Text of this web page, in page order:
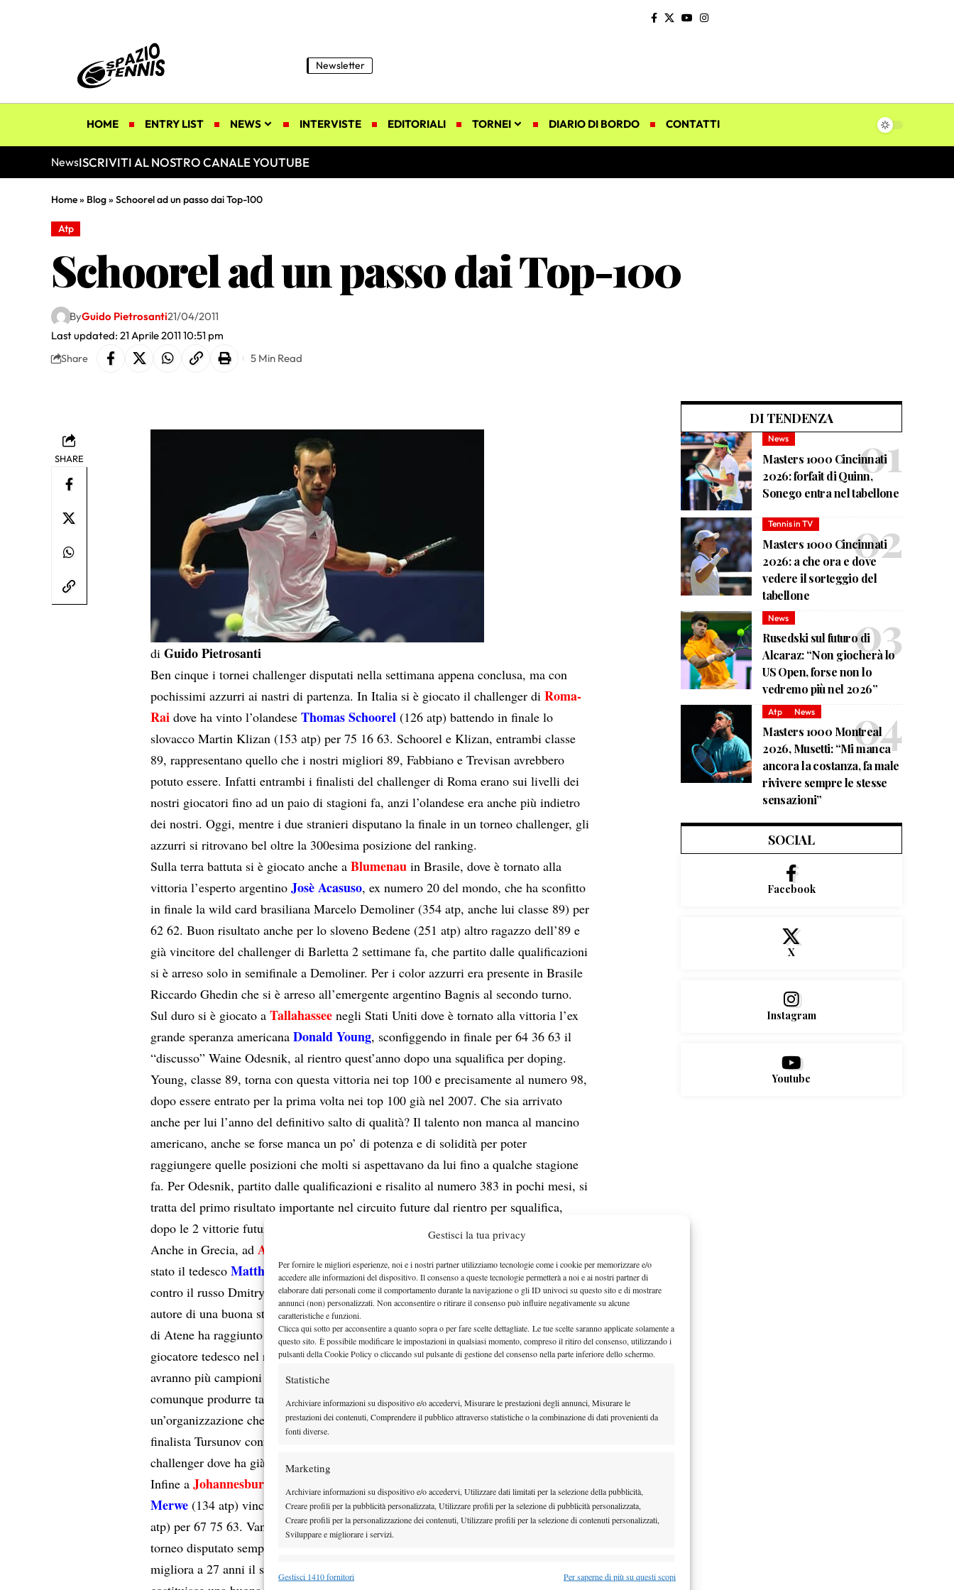
Gestisci la tua privacy
Per fornire le migliori esperienze, noi e i nostri partner utilizziamo tecnologie come i cookie per memorizzare e/o
accedere alle informazioni del dispositivo. Il consenso a queste tecnologie permetterà a noi e ai nostri partner di
elaborare dati personali come il comportamento durante la navigazione o gli ID univoci su questo sito e di mostrare
annunci (non) personalizzati. Non acconsentire o ritirare il consenso può influire negativamente su alcune
caratteristiche e funzioni.
Clicca qui sotto per acconsentire a quanto sopra o per fare scelte dettagliate. Le tue scelte saranno applicate solamente a
questo sito. È possibile modificare le impostazioni in qualsiasi momento, compreso il ritiro del consenso, utilizzando i
pulsanti della Cookie Policy o cliccando sul pulsante di gestione del consenso nella parte inferiore dello schermo.
Statistiche
Archiviare informazioni su dispositivo e/o accedervi, Misurare le prestazioni degli annunci, Misurare le
prestazioni dei contenuti, Comprendere il pubblico attraverso statistiche o la combinazione di dati provenienti da
fonti diverse.
Marketing
Archiviare informazioni su dispositivo e/o accedervi, Utilizzare dati limitati per la selezione della pubblicità,
Creare profili per la pubblicità personalizzata, Utilizzare profili per la selezione di pubblicità personalizzata,
Creare profili per la personalizzazione dei contenuti, Utilizzare profili per la selezione di contenuti personalizzati,
Sviluppare e migliorare i servizi.
Funzionalità
Gestisci 1410 fornitori Per saperne di più su questi scopi
Newsletter
HOME ENTRY LIST NEWS INTERVISTE EDITORIALI TORNEI DIARIO DI BORDO CONTATTI
NewsISCRIVITI AL NOSTRO CANALE YOUTUBE
Home» Blog» Schoorel ad un passo dai Top-100
Atp
Schoorel ad un passo dai Top-100
Last updated: 21 Aprile 2011 10:51 pm
ByGuido Pietrosanti21/04/2011
Share 5 Min Read
SHARE
diGuido Pietrosanti
Ben cinque i tornei challenger disputati nella settimana appena conclusa, ma con
pochissimi azzurri ai nastri di partenza. In Italia si è giocato il challenger diRoma-
Rai dove ha vinto l’olandeseThomas Schoorel(126 atp) battendo in finale lo
slovacco Martin Klizan (153 atp) per 75 16 63. Schoorel e Klizan, entrambi classe
89, rappresentano quello che i nostri migliori 89, Fabbiano e Trevisan avrebbero
potuto essere. Infatti entrambi i finalisti del challenger di Roma erano sui livelli dei
nostri giocatori fino ad un paio di stagioni fa, anzi l’olandese era anche più indietro
dei nostri. Oggi, mentre i due stranieri disputano la finale in un torneo challenger, gli
azzurri si ritrovano bel oltre la 300esima posizione del ranking.
Sulla terra battuta si è giocato anche aBlumenau in Brasile, dove è tornato alla
vittoria l’esperto argentinoJosè Acasuso, ex numero 20 del mondo, che ha sconfitto
in finale la wild card brasiliana Marcelo Demoliner (354 atp, anche lui classe 89) per
62 62. Buon risultato anche per lo sloveno Bedene (251 atp) altro ragazzo dell’89 e
già vincitore del challenger di Barletta 2 settimane fa, che partito dalle qualificazioni
si è arreso solo in semifinale a Demoliner. Per i color azzurri era presente in Brasile
Riccardo Ghedin che si è arreso all’emergente argentino Bagnis al secondo turno.
Sul duro si è giocato aTallahasseenegli Stati Uniti dove è tornato alla vittoria l’ex
grande speranza americanaDonald Young, sconfiggendo in finale per 64 36 63 il
“discusso” Waine Odesnik, al rientro quest’anno dopo una squalifica per doping.
Young, classe 89, torna con questa vittoria nei top 100 e precisamente al numero 98,
dopo essere entrato per la prima volta nei top 100 già nel 2007. Che sia arrivato
anche per lui l’anno del definitivo salto di qualità? Il talento non manca al mancino
americano, anche se forse manca un po’ di potenza e di solidità per poter
raggiungere quelle posizioni che molti si aspettavano da lui fino a qualche stagione
fa. Per Odesnik, partito dalle qualificazioni e risalito al numero 383 in pochi mesi, si
tratta del primo risultato importante nel circuito future dal rientro per squalifica,
dopo le 2 vittorie future ottenute a gennaio e a marzo.
Anche in Grecia, ad Atene
stato il tedescoMatthias Bachinger(99 atp) che ha vinto per abbandono la finale
contro il russo Dmitry Tursunov (75 atp). È interessante notare come Bachinger,
autore di una buona stagione nei tornei challenger da inizio anno (oltre alla vittoria
di Atene ha raggiunto anche una finale e due semifinali) è solamente il nono
giocatore tedesco nel ranking atp dove occupa la 99esima posizione. I tedeschi non
avranno più campioni del calibro di Becker e Stich, ma dimostrano di saper
comunque produrre tanti giocatori in grado di raggiungere i top 100, a conferma di
un’organizzazione che funziona pur senza riuscire a produrre il fuoriclasse. Anche il
finalista Tursunov conferma la buona vena di inizio stagione, soprattutto nel circuito
challenger dove ha già vinto 2 tornei.
Infine aJohannesburg
Merwe (134 atp) vincitore del derby in finale sul connazionale Rik De Voest (158
atp) per 67 75 63. Van Der Merwe, autore di risultati modesti ad eccezione del
torneo disputato sempre a Johannesburg a gennaio dove raggiunse le semifinali,
migliora a 27 anni il suo best ranking e insieme ad Anderson, numero 35 del mondo,
DI TENDENZA
News
Masters 1000 Cincinnati
2026: forfait di Quinn,
Sonego entra nel tabellone
Tennis in TV
Masters 1000 Cincinnati
2026: a che ora e dove
vedere il sorteggio del
tabellone
News
Rusedski sul futuro di
Alcaraz: “Non giocherà lo
US Open, forse non lo
vedremo più nel 2026”
Atp News
Masters 1000 Montreal
2026, Musetti: “Mi manca
ancora la costanza, fa male
rivivere sempre le stesse
sensazioni”
SOCIAL
Facebook
X
Instagram
Youtube